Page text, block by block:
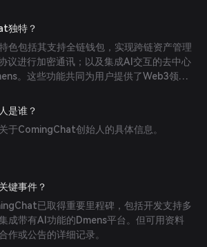
功能、红包功能以及名为Dmens的去中心化
互。
独特？
色包括其支持全链钱包，实现跨链资产管理
议进行加密通讯；以及集成AI交互的去中心
。这些功能共同为用户提供了Web3领域
验。
是谁？
于ComingChat创始人的具体信息。
键事件？
已取得重要里程碑，包括开发支持多
成带有AI功能的Dmens平台。但可用资料
作或公告的详细记录。